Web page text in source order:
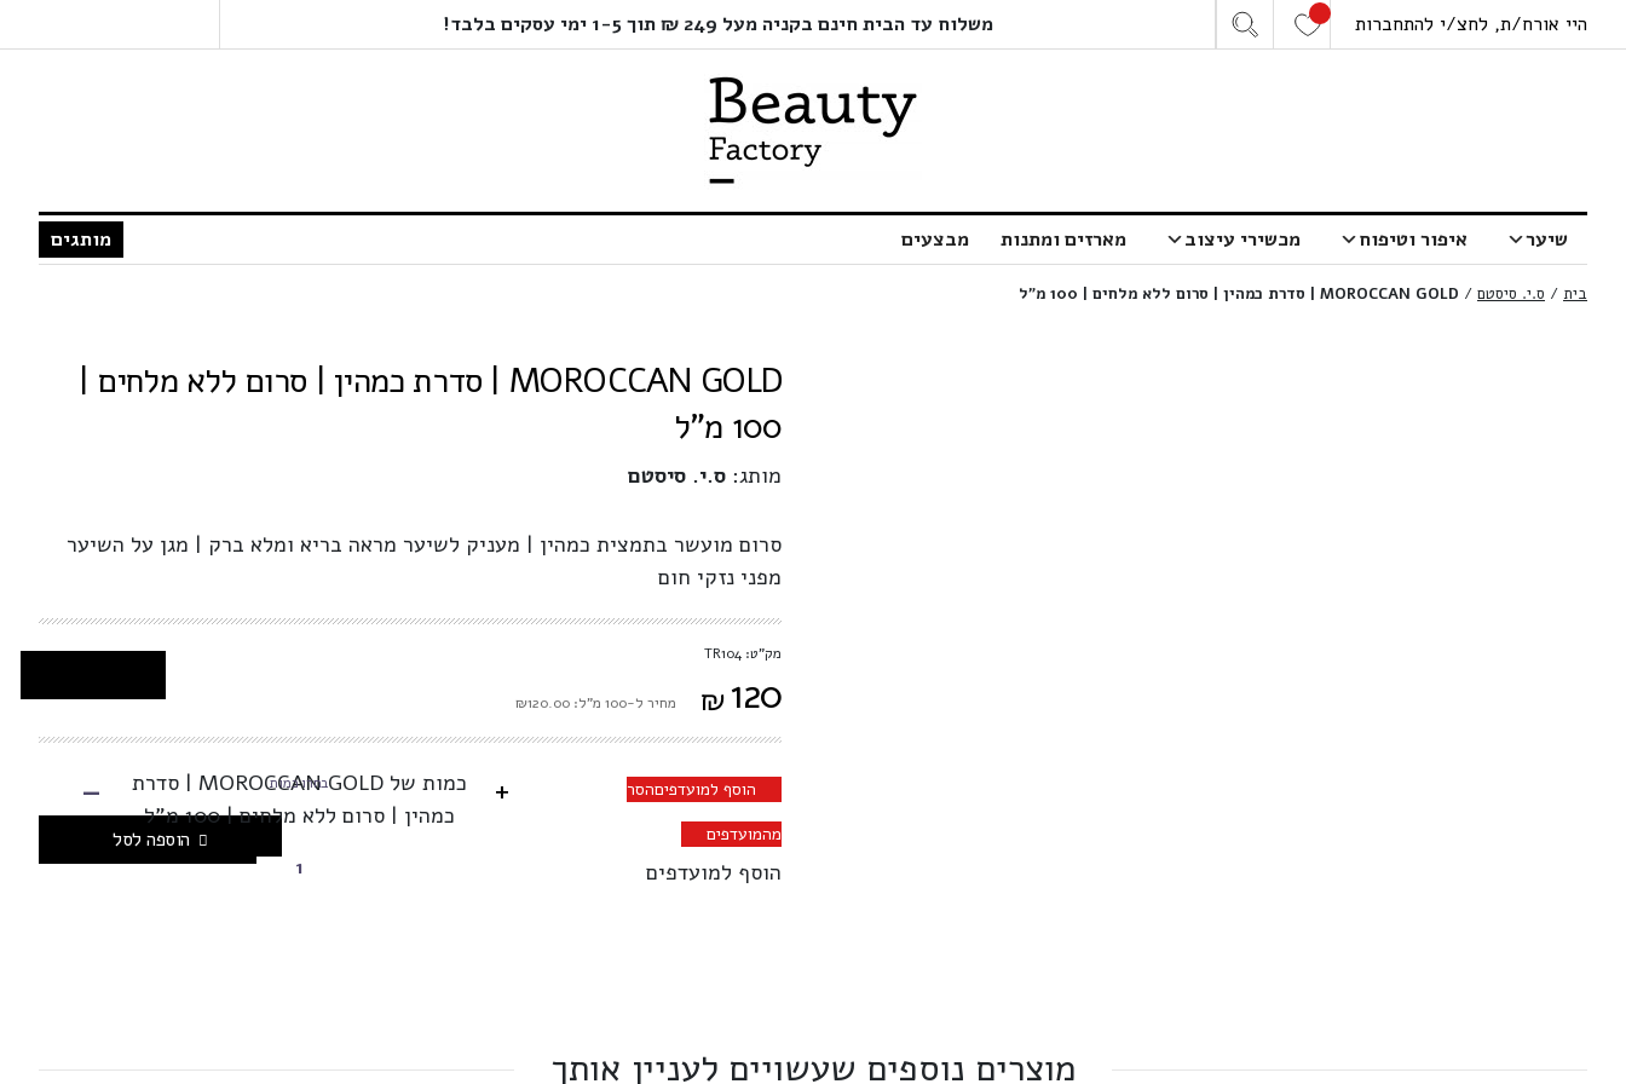
היי אורח/ת, לחצ/י להתחברות משלוח עד הבית חינם בקניה מעל 249 ₪ תוך 1-5 ימי עסקים בלבד!
שיער איפור וטיפוח מכשירי עיצוב מארזים ומתנות מבצעים מותגים
בית / ס.י. סיסטם / MOROCCAN GOLD | סדרת כמהין | סרום ללא מלחים | 100 מ”ל
MOROCCAN GOLD | סדרת כמהין | סרום ללא מלחים |
100 מ"ל
מותג: ס.י. סיסטם
סרום מועשר בתמצית כמהין | מעניק לשיער מראה בריא ומלא ברק | מגן על השיער
מפני נזקי חום
מק"ט: TR104
₪120 מחיר ל-100 מ"ל: ₪120.00
+
כמות של MOROCCAN GOLD | סדרת
כמהין | סרום ללא מלחים | 100 מ"ל
בחרו כמות -
הוספה לסל
הוסף למועדפיםהסר
מהמועדפים
הוסף למועדפים
מוצרים נוספים שעשויים לעניין אותך